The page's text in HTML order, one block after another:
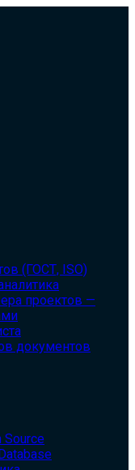
(ГОСТ, ISO)
проектов —
документов